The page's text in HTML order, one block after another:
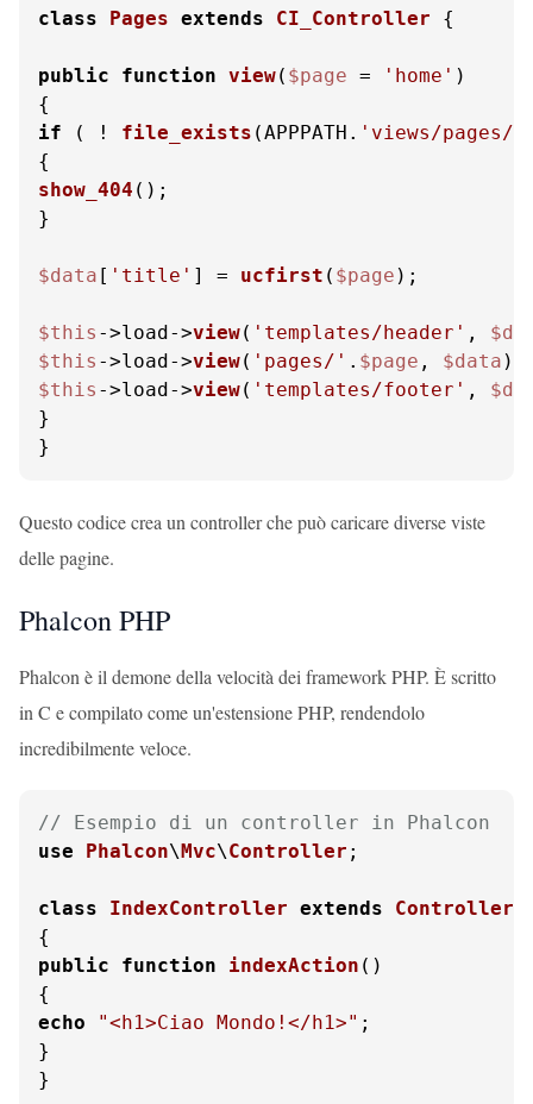
class
Pages extends CI_Controller {
public function view( $page = 'home'
if ( ! file_exists (APPPATH. 'views/pages/'
show_404 ();
}
$data [ 'title' ] = ucfirst ( $page );
$this ->load->view( 'templates/header' ,
$this ->load->view( 'pages/' . $page , $data
$this ->load->view( 'templates/footer' ,
}
}
Questo codice crea un controller che può caricare diverse viste
delle pagine.
Phalcon PHP
Phalcon è il demone della velocità dei framework PHP. È scritto
in C e compilato come un'estensione PHP, rendendolo
incredibilmente veloce.
// Esempio di un controller in Phalcon
use
Phalcon\Mvc\Controller ;
class IndexController extends
Controller
public
function indexAction (
echo
"<h1>Ciao Mondo!</h1>" ;
}
}